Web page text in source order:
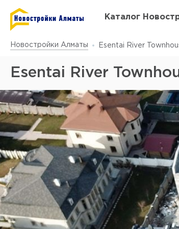
Каталог
Новостройки Алматы Esentai River
Esentai River